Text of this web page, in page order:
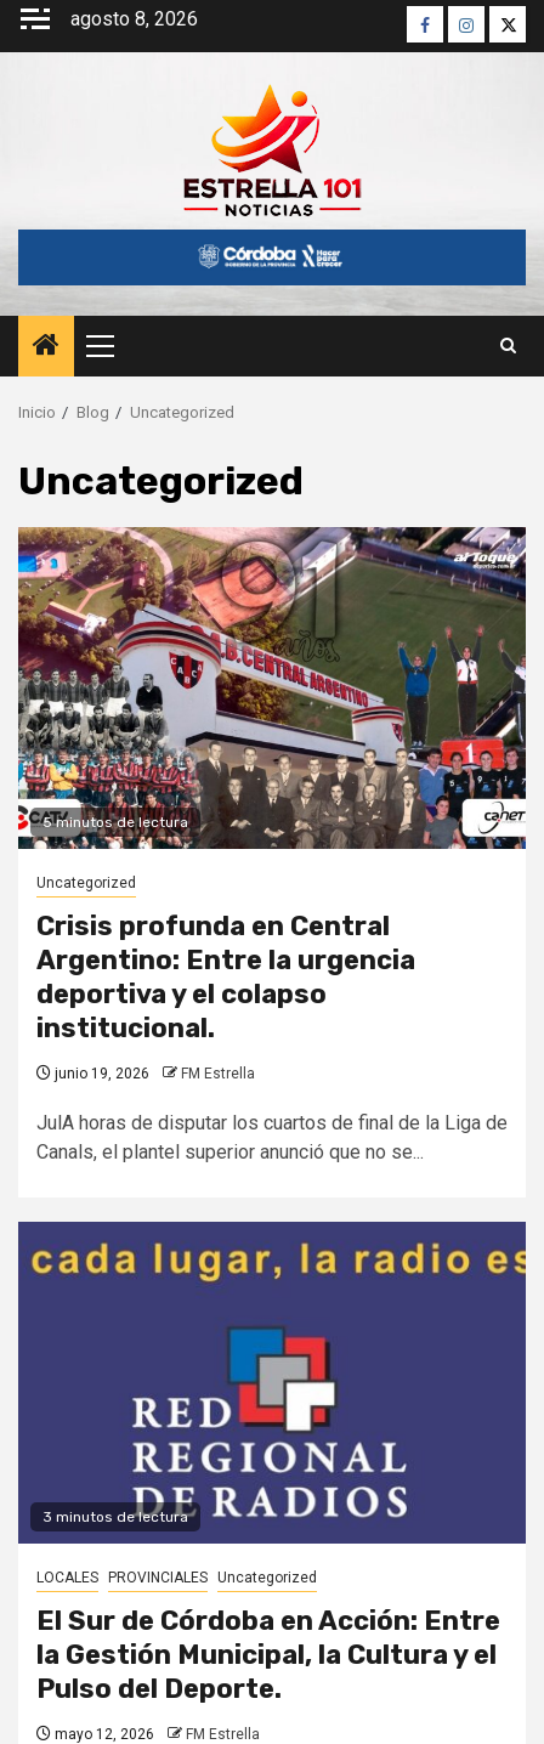
Saltar
agosto 8, 2026 Facebook
Instagram
Menú
principal
Inicio Blog Uncategorized
Uncategorized
5 minutos de lectura
Uncategorized
Crisis profunda en Central
Argentino: Entre la urgencia
deportiva y el colapso
institucional.
junio 19, 2026 FM Estrella
JulA horas de disputar los cuartos de final de la Liga de
Canals, el plantel superior anunció que no se...
3 minutos de lectura
LOCALES PROVINCIALES Uncategorized
El Sur de Córdoba en Acción: Entre
la Gestión Municipal, la Cultura y el
Pulso del Deporte.
mayo 12, 2026 FM Estrella